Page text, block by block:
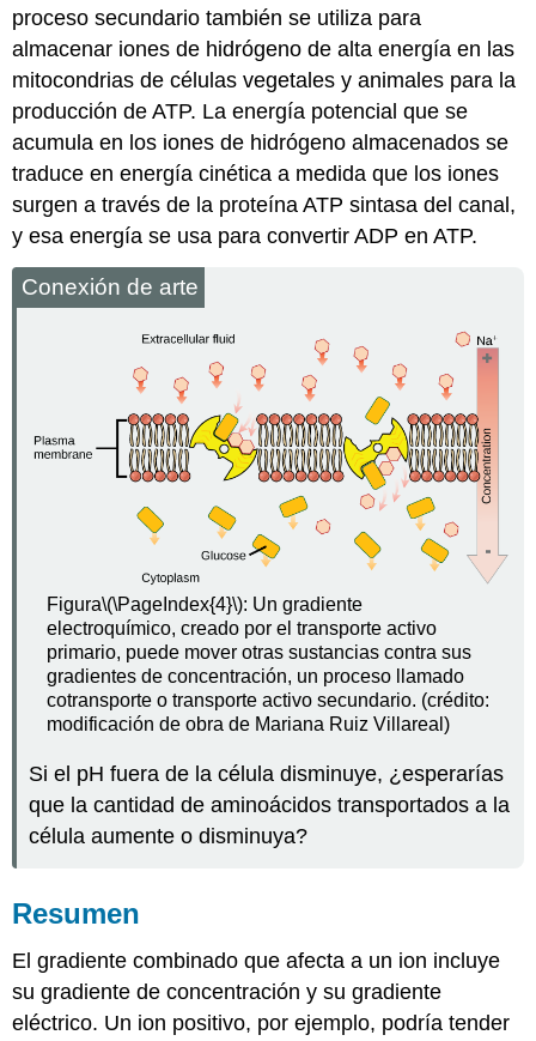
proceso secundario también se utiliza para
almacenar iones de hidrógeno de alta energía en las
mitocondrias de células vegetales y animales para la
producción de ATP. La energía potencial que se
acumula en los iones de hidrógeno almacenados se
traduce en energía cinética a medida que los iones
surgen a través de la proteína ATP sintasa del canal,
y esa energía se usa para convertir ADP en ATP.
Conexión de arte
Figura\(\PageIndex{4}\): Un gradiente
electroquímico, creado por el transporte activo
primario, puede mover otras sustancias contra sus
gradientes de concentración, un proceso llamado
cotransporte o transporte activo secundario. (crédito:
modificación de obra de Mariana Ruiz Villareal)
Si el pH fuera de la célula disminuye, ¿esperarías
que la cantidad de aminoácidos transportados a la
célula aumente o disminuya?
Resumen
El gradiente combinado que afecta a un ion incluye
su gradiente de concentración y su gradiente
eléctrico. Un ion positivo, por ejemplo, podría tender